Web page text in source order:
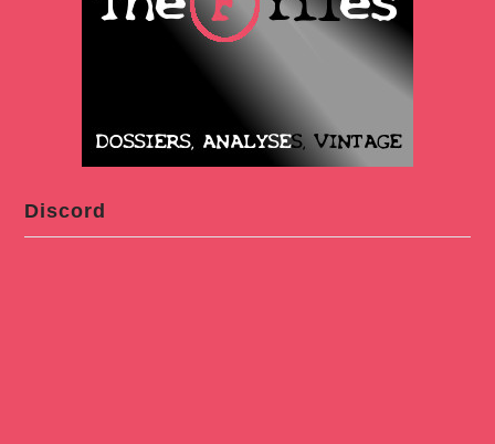
Discord